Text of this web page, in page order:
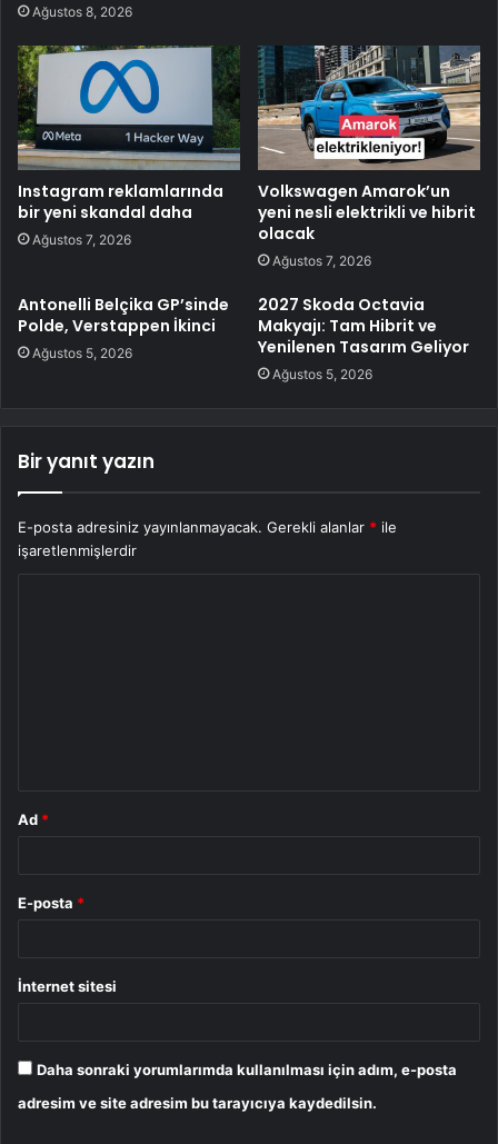
Ağustos 8, 2026
Instagram reklamlarında
bir yeni skandal daha
Ağustos 7, 2026
Volkswagen Amarok’un
yeni nesli elektrikli ve hibrit
olacak
Ağustos 7, 2026
Antonelli Belçika GP’sinde
Polde, Verstappen İkinci
Ağustos 5, 2026
2027 Skoda Octavia
Makyajı: Tam Hibrit ve
Yenilenen Tasarım Geliyor
Ağustos 5, 2026
Bir yanıt yazın
E-posta adresiniz yayınlanmayacak. Gerekli alanlar * ile
işaretlenmişlerdir
Ad *
E-posta *
İnternet sitesi
Daha sonraki yorumlarımda kullanılması için adım, e-posta
adresim ve site adresim bu tarayıcıya kaydedilsin.